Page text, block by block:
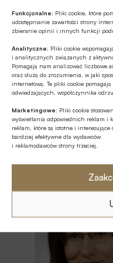
Funkcjonalne: Pliki cookie, które
udostępnianie zawartości strony
zbieranie opinii i innych funkcji
Analityczne: Pliki cookie
i analitycznych związanych z
Pomagają nam analizować liczbowe
oraz służą do zrozumienia, w jaki
internetową. Te pliki cookie
odwiedzających, współczynnika
Marketingowe: Pliki cookie
wyświetlania odpowiednich reklam i
reklam, które są istotne i
bardziej efektywne dla wydawców
i reklamodawców strony trzeciej.
Warto również
utrzymującej się
ostrożna i
jednej strony nie
wewnętrznego, a z
cenową.
Czytaj także:
ocenie Światowego